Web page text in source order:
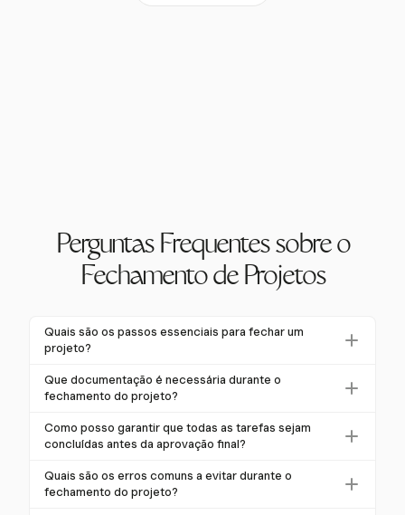
Perguntas Frequentes sobre o
Fechamento de Projetos
Quais são os passos essenciais para fechar um
projeto?
Fechar um projeto envolve verificar a conclusão das
entregas, obter a aprovação das partes interessadas,
liberar recursos e arquivar a documentação. Cada
passo garante que o projeto esteja totalmente
concluído e documentado.
Que documentação é necessária durante o
fechamento do projeto?
A documentação essencial inclui um relatório final do
projeto, registros financeiros, contratos e
esses documentos ajuda a proteger contra disputas
futuras e serve como referência para projetos futuros.
Como posso garantir que todas as tarefas sejam
concluídas antes da aprovação final?
Para garantir que todas as tarefas sejam concluídas,
realize uma revisão minuciosa das entregas em
Quais são os erros comuns a evitar durante o
fechamento do projeto?